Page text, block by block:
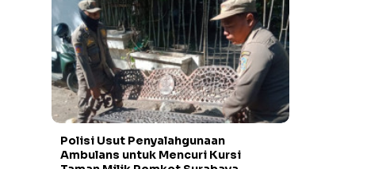
Polisi Usut Penyalahgunaan
Ambulans untuk Mencuri Kursi